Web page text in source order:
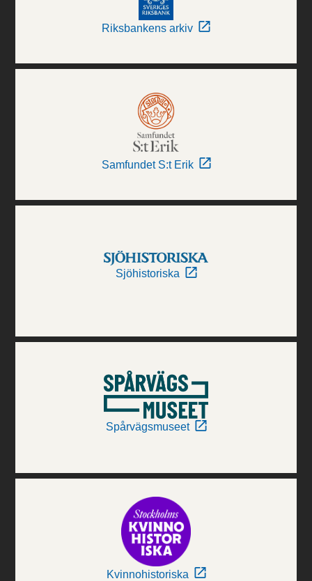
Riksbankens arkiv
Samfundet S:t Erik
Sjöhistoriska
Spårvägsmuseet
Kvinnohistoriska